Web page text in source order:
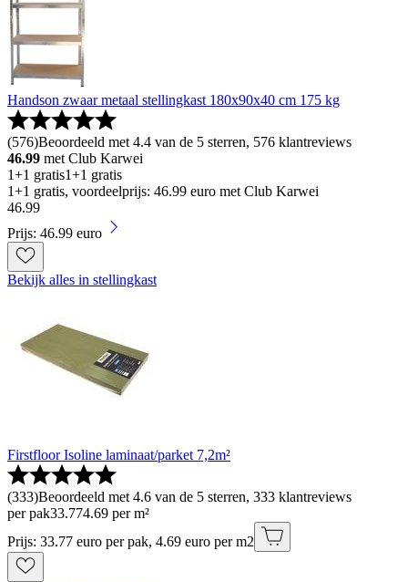
Handson zwaar metaal stellingkast 180x90x40 cm 175 kg
(576)Beoordeeld met 4.4 van de 5 sterren, 576 klantreviews
46.99 met Club Karwei
1+1 gratis1+1 gratis
1+1 gratis, voordeelprijs: 46.99 euro met Club Karwei
46.99
Prijs: 46.99 euro
Bekijk alles in stellingkast
Firstfloor Isoline laminaat/parket 7,2m²
(333)Beoordeeld met 4.6 van de 5 sterren, 333 klantreviews
per pak33.774.69 per m²
Prijs: 33.77 euro per pak, 4.69 euro per m2